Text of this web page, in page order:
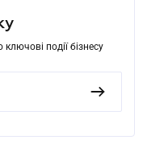
події бізнесу